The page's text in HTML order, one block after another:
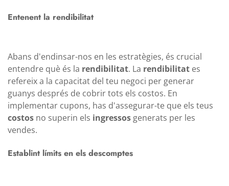
Entenent la rendibilitat
Abans d'endinsar-nos en les estratègies, és crucial
entendre què és la rendibilitat. La rendibilitat es
refereix a la capacitat del teu negoci per generar
guanys després de cobrir tots els costos. En
implementar cupons, has d'assegurar-te que els teus
costos no superin els ingressos generats per les
vendes.
Establint límits en els descomptes